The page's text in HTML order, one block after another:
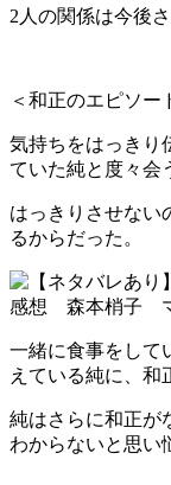
2人の関係は今後
＜和正のエピソー
気持ちをはっきり
ていた純と度々会
はっきりさせない
るからだった。
一緒に食事をして
えている純に、和
純はさらに和正が
わからないと思い